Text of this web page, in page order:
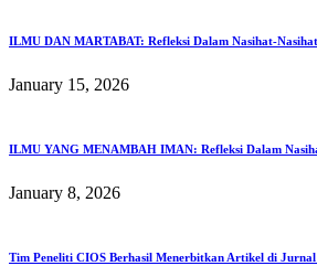
ILMU DAN MARTABAT: Refleksi Dalam Nasihat-
January 15, 2026
ILMU YANG MENAMBAH IMAN: Refleksi Dalam
January 8, 2026
Tim Peneliti CIOS Berhasil Menerbitkan Artikel di Jurnal